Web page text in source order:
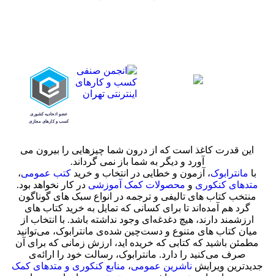
این قدرت کاغذ است که از درون شما چیزهایی را بیرون می
آورد و دیگر به شما باز نمی گرداند.
با مانترابوک، آزمون و خطایی در انتخاب و خرید کتب عمومی،
متدهای کنکوری و محصولات کمک آموزشی در کار نخواهد بود.
منتخب کتاب‌ های تالیفی و ترجمه در انواع سبک های گوناگون
گرد هم آمده‌اند تا برای کسانی که تمایل به خرید کتاب های
ارزشمند دارند، هیچ دغدغه‌ای وجود نداشته باشد. با انتخاب از
میان کتاب های متنوع و دست‌چین شده‌ی مانترابوک، می‌توانید
مطمئن باشید که کتابی که خریده اید، ارزش زمانی که برای آن
صرف می‌کنید را دارد. مانترابوک، رسالت خود را ارائه‌ی
جدیدترین ویرایش ناشرین عمومی، منابع کنکوری و متدهای کمک